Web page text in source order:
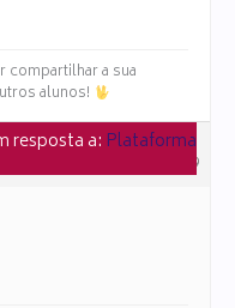
compartilhar a sua
alunos!
resposta a: Plataforma
#147699